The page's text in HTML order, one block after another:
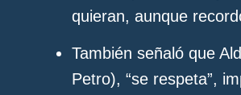
quieran, aunque
También señaló que
Petro), “se respeta”,